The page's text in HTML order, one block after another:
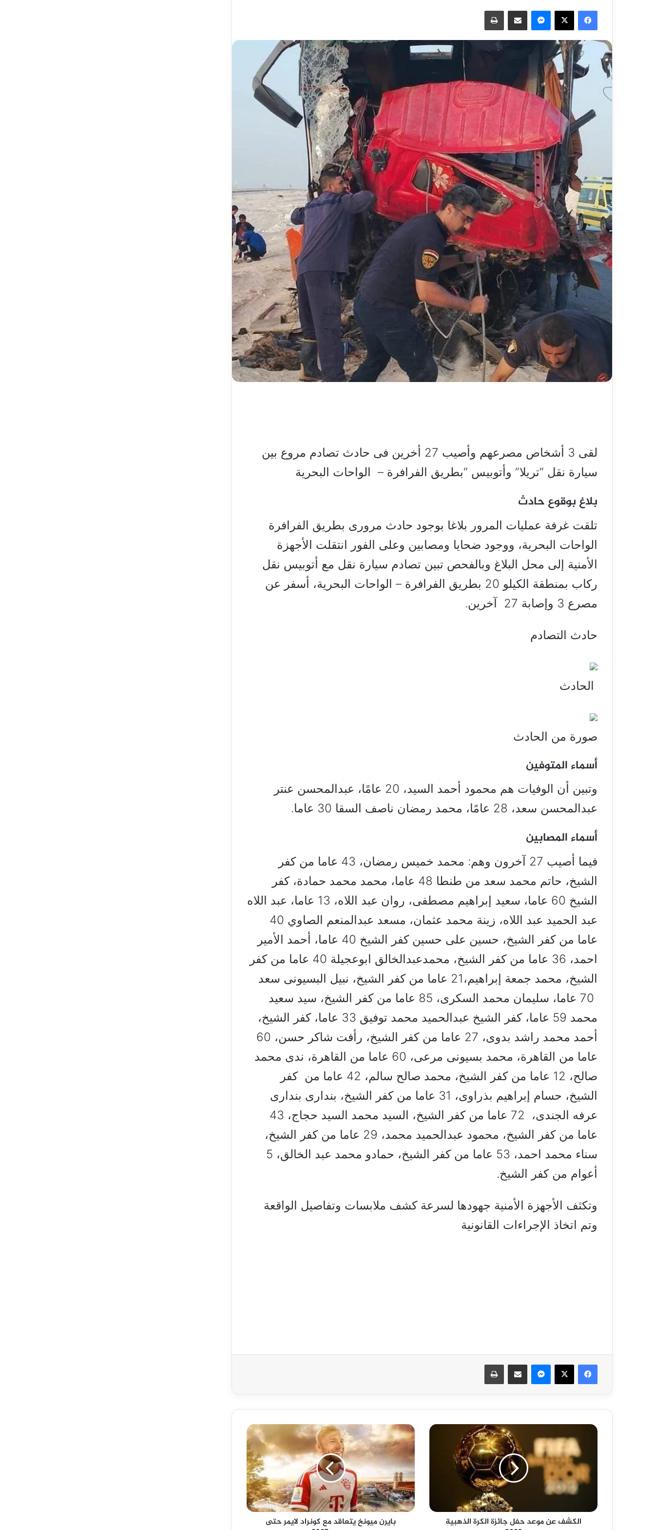
فيسبوك ‫X ماسنجر مشاركة عبر البريد طباعة
لقى 3 أشخاص مصرعهم وأصيب 27 أخرين فى حادث تصادم مروع بين
سيارة نقل “تريلا” وأتوبيس “بطريق الفرافرة – الواحات البحرية
بلاغ بوقوع حادث
تلقت غرفة عمليات المرور بلاغا بوجود حادث مرورى بطريق الفرافرة
الواحات البحرية، ووجود ضحايا ومصابين وعلى الفور انتقلت الأجهزة
الأمنية إلى محل البلاغ وبالفحص تبين تصادم سيارة نقل مع أتوبيس نقل
ركاب بمنطقة الكيلو 20 بطريق الفرافرة – الواحات البحرية، أسفر عن
مصرع 3 وإصابة 27 آخرين.
حادث التصادم
الحادث
صورة من الحادث
أسماء المتوفين
وتبين أن الوفيات هم محمود أحمد السيد، 20 عامًا، عبدالمحسن عنتر
عبدالمحسن سعد، 28 عامًا، محمد رمضان ناصف السقا 30 عاما.
أسماء المصابين
فيما أصيب 27 آخرون وهم: محمد خميس رمضان، 43 عاما من كفر
الشيخ، حاتم محمد سعد من طنطا 48 عاما، محمد محمد حمادة، كفر
الشيخ 60 عاما، سعيد إبراهيم مصطفى، روان عبد اللاه، 13 عاما، عبد اللاه
عبد الحميد عبد اللاه، زينة محمد عثمان، مسعد عبدالمنعم الصاوي 40
عاما من كفر الشيخ، حسين على حسين كفر الشيخ 40 عاما، أحمد الأمير
احمد، 36 عاما من كفر الشيخ، محمدعبدالخالق ابوعجيلة 40 عاما من كفر
الشيخ، محمد جمعة إبراهيم،21 عاما من كفر الشيخ، نبيل البسيونى سعد
70 عاما، سليمان محمد السكرى، 85 عاما من كفر الشيخ، سيد سعيد
محمد 59 عاما، كفر الشيخ عبدالحميد محمد توفيق 33 عاما، كفر الشيخ،
أحمد محمد راشد بدوى، 27 عاما من كفر الشيخ، رأفت شاكر حسن، 60
عاما من القاهرة، محمد بسيونى مرعى، 60 عاما من القاهرة، ندى محمد
صالح، 12 عاما من كفر الشيخ، محمد صالح سالم، 42 عاما من كفر
الشيخ، حسام إبراهيم بذراوى، 31 عاما من كفر الشيخ، بندارى بندارى
عرفه الجندى، 72 عاما من كفر الشيخ، السيد محمد السيد حجاج، 43
عاما من كفر الشيخ، محمود عبدالحميد محمد، 29 عاما من كفر الشيخ،
سناء محمد احمد، 53 عاما من كفر الشيخ، حمادو محمد عبد الخالق، 5
أعوام من كفر الشيخ.
وتكثف الأجهزة الأمنية جهودها لسرعة كشف ملابسات وتفاصيل الواقعة
وتم اتخاذ الإجراءات القانونية
فيسبوك ‫X ماسنجر مشاركة عبر البريد طباعة
الكشف
جائزة
الكرة
الكشف عن موعد حفل جائزة الكرة الذهبية
بايرن
ميونخ
يتعاقد
مع
كونراد
لايمر
حتى
موسم
2027
بايرن ميونخ يتعاقد مع كونراد لايمر حتى